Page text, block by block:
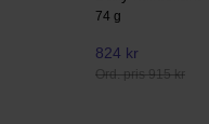
74 g
824 kr
Ord. pris 915 kr